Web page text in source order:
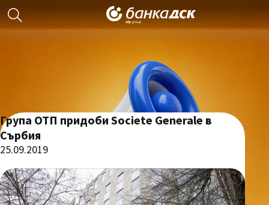
Група ОТП придоби Societe Generale в
Сърбия
25.09.2019